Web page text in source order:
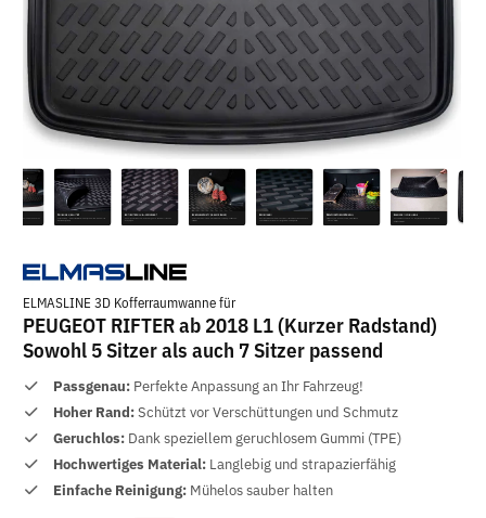
ELMASLINE 3D Kofferraumwanne für
PEUGEOT RIFTER ab 2018 L1 (Kurzer Radstand)
Sowohl 5 Sitzer als auch 7 Sitzer passend
Passgenau: Perfekte Anpassung an Ihr Fahrzeug!
Hoher Rand:Schützt vor Verschüttungen und Schmutz
Geruchlos: Dank speziellem geruchlosem Gummi (TPE)
Hochwertiges Material: Langlebig und strapazierfähig
Einfache Reinigung: Mühelos sauber halten